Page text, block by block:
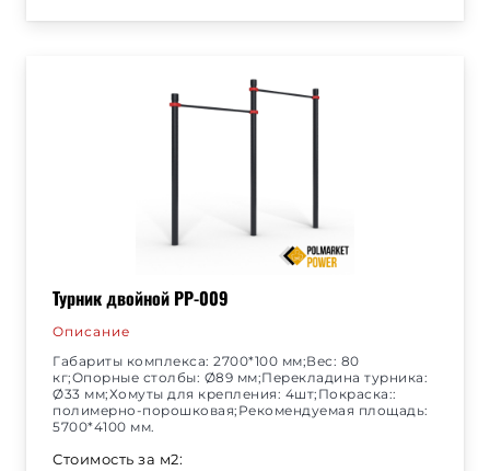
Турник двойной РР-009
Описание
Габариты комплекса: 2700*100 мм;Вес: 80
кг;Опорные столбы: Ø89 мм;Перекладина турника:
Ø33 мм;Хомуты для крепления: 4шт;Покраска::
полимерно-порошковая;Рекомендуемая площадь:
5700*4100 мм.
Стоимость за м2: